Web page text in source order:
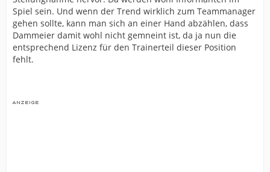
Spiel sein. Und wenn der Trend wirklich zum Teammanager
gehen sollte, kann man sich an einer Hand abzählen, dass
Dammeier damit wohl nicht gemneint ist, da ja nun die
entsprechend Lizenz für den Trainerteil dieser Position
fehlt.